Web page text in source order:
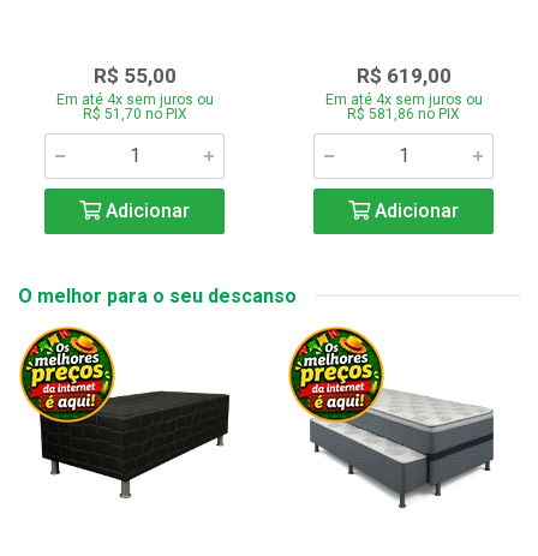
R$ 55,00
Em até 4x sem juros ou
R$ 51,70 no PIX
Adicionar
R$ 619,00
Em até 4x sem juros ou
R$ 581,86 no PIX
Adicionar
O melhor para o seu descanso